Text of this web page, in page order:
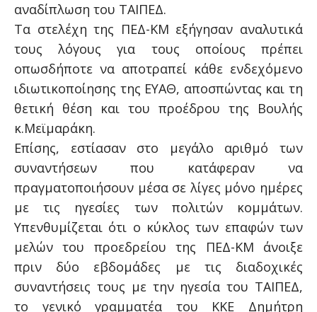
αναδίπλωση του ΤΑΙΠΕΔ.
Τα στελέχη της ΠΕΔ-ΚΜ εξήγησαν αναλυτικά
τους λόγους για τους οποίους πρέπει
οπωσδήποτε να αποτραπεί κάθε ενδεχόμενο
ιδιωτικοποίησης της ΕΥΑΘ, αποσπώντας και τη
θετική θέση και του προέδρου της Βουλής
κ.Μεϊμαράκη.
Επίσης, εστίασαν στο μεγάλο αριθμό των
συναντήσεων που κατάφεραν να
πραγματοποιήσουν μέσα σε λίγες μόνο ημέρες
με τις ηγεσίες των πολιτών κομμάτων.
Υπενθυμίζεται ότι ο κύκλος των επαφών των
μελών του προεδρείου της ΠΕΔ-ΚΜ άνοιξε
πριν δύο εβδομάδες με τις διαδοχικές
συναντήσεις τους με την ηγεσία του ΤΑΙΠΕΔ,
το γενικό γραμματέα του ΚΚΕ Δημήτρη